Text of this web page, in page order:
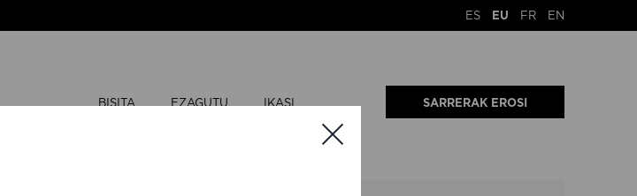
ES EU FR EN
BISITA EZAGUTU IKASI SARRERAK EROSI